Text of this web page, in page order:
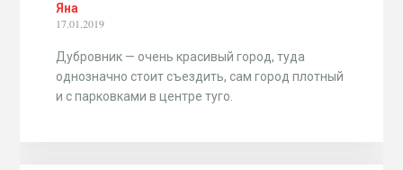
Яна
17.01.2019
Дубровник — очень красивый город, туда
однозначно стоит съездить, сам город плотный
и с парковками в центре туго.